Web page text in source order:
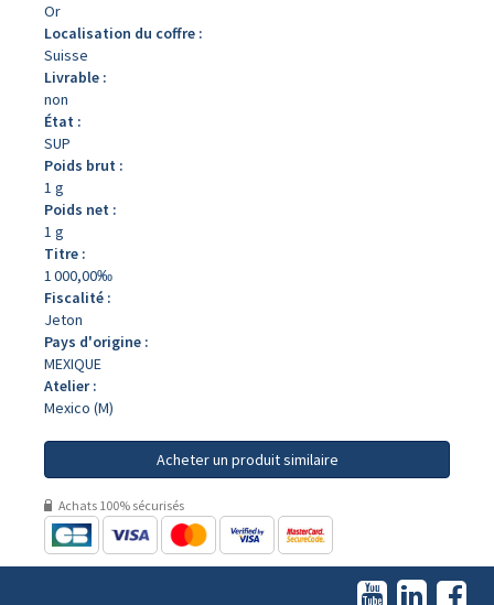
Or
Localisation du coffre :
Suisse
Livrable :
non
État :
SUP
Poids brut :
1 g
Poids net :
1 g
Titre :
1 000,00‰
Fiscalité :
Jeton
Pays d'origine :
MEXIQUE
Atelier :
Mexico (M)
Acheter un produit similaire
Achats 100% sécurisés